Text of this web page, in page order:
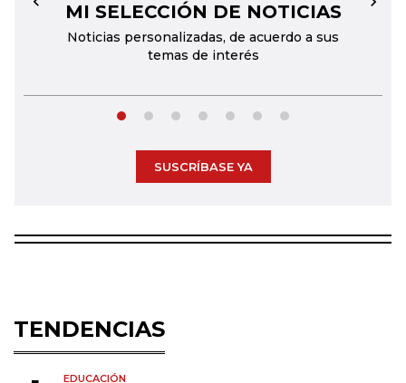
MI SELECCIÓN DE NOTICIAS
Noticias personalizadas, de acuerdo a sus
temas de interés
← →
SUSCRÍBASE YA
TENDENCIAS
EDUCACIÓN